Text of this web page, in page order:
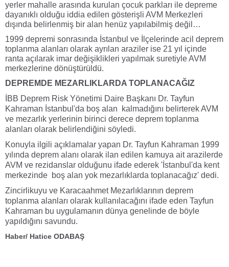
yerler mahalle arasında kurulan çocuk parkları ile depreme
dayanıklı olduğu iddia edilen gösterişli AVM Merkezleri
dışında belirlenmiş bir alan henüz yapılabilmiş değil…
1999 depremi sonrasında İstanbul ve İlçelerinde acil deprem
toplanma alanları olarak ayrılan araziler ise 21 yıl içinde
ranta açılarak imar değişiklikleri yapılmak suretiyle AVM
merkezlerine dönüştürüldü.
DEPREMDE MEZARLIKLARDA TOPLANACAĞIZ
İBB Deprem Risk Yönetimi Daire Başkanı Dr. Tayfun
Kahraman İstanbul'da boş alan kalmadığını belirterek AVM
ve mezarlık yerlerinin birinci derece deprem toplanma
alanları olarak belirlendiğini söyledi.
Konuyla ilgili açıklamalar yapan Dr. Tayfun Kahraman 1999
yılında deprem alanı olarak ilan edilen kamuya ait arazilerde
AVM ve rezidanslar olduğunu ifade ederek 'İstanbul'da kent
merkezinde boş alan yok mezarlıklarda toplanacağız' dedi.
Zincirlikuyu ve Karacaahmet Mezarlıklarının deprem
toplanma alanları olarak kullanılacağını ifade eden Tayfun
Kahraman bu uygulamanın dünya genelinde de böyle
yapıldığını savundu.
Haber/ Hatice ODABAŞ